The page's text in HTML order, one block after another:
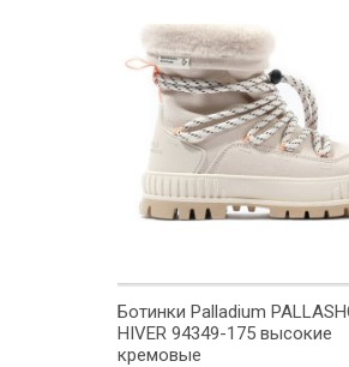
Ботинки Palladium
HIVER 94349-175 высокие
кремовые